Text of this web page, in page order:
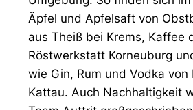
Äpfel und Apfelsaft von
aus Theiß bei Krems, Kaffee
Röstwerkstatt Korneuburg
wie Gin, Rum und Vodka von
Kattau. Auch Nachhaltigkeit